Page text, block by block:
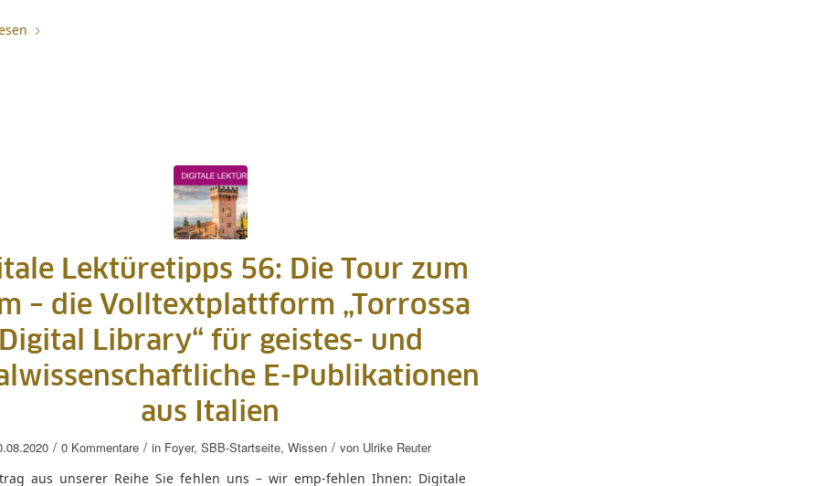
Lektüretipps 56: Die Tour zum
– die Volltextplattform „Torrossa
Digital Library“ für geistes- und
E-Publikationen
aus Italien
/ 0 Kommentare / in Foyer, SBB-Startseite, Wissen / von Ulrike Reuter
aus unserer Reihe Sie fehlen uns – wir emp-fehlen Ihnen: Digitale